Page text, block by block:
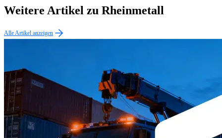
Weitere Artikel zu Rheinmetall
Alle Artikel anzeigen